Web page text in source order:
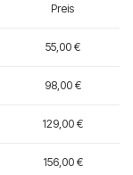
Preis
55,00 €
98,00 €
129,00 €
156,00 €